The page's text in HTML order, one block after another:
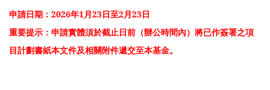
申請日期：2026年1月23日至2月23日
重要提示：申請實體須於截止日前（辦公時間內）將已作簽署之項
目計劃書紙本文件及相關附件遞交至本基金。